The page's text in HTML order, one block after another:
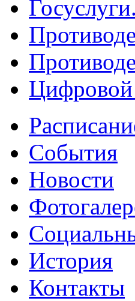
События
Новости
История
Контакты